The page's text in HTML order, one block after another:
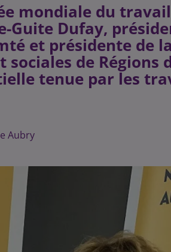
mondiale du
Guite Dufay,
et présidente de
de Régions
tenue par les
Aubry